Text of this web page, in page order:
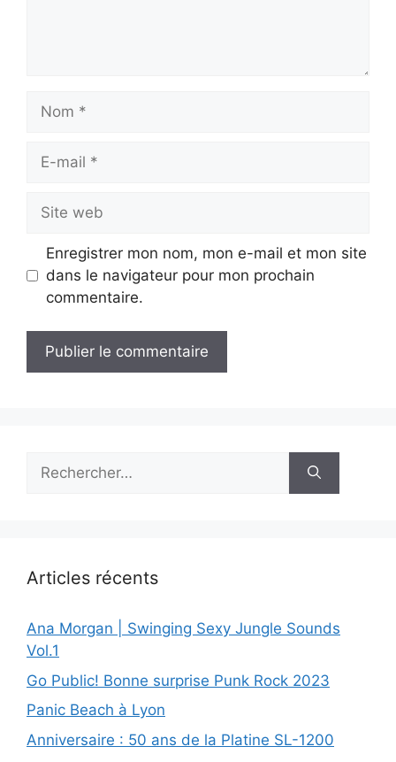
mail
web
Enregistrer mon nom, mon e-mail et mon site
dans le navigateur pour mon prochain
commentaire.
Rechercher :
Articles récents
Ana Morgan | Swinging Sexy Jungle Sounds
Vol.1
Go Public! Bonne surprise Punk Rock 2023
Panic Beach à Lyon
Anniversaire : 50 ans de la Platine SL-1200